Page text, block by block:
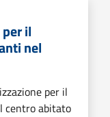
il
nel
per il
centro abitato